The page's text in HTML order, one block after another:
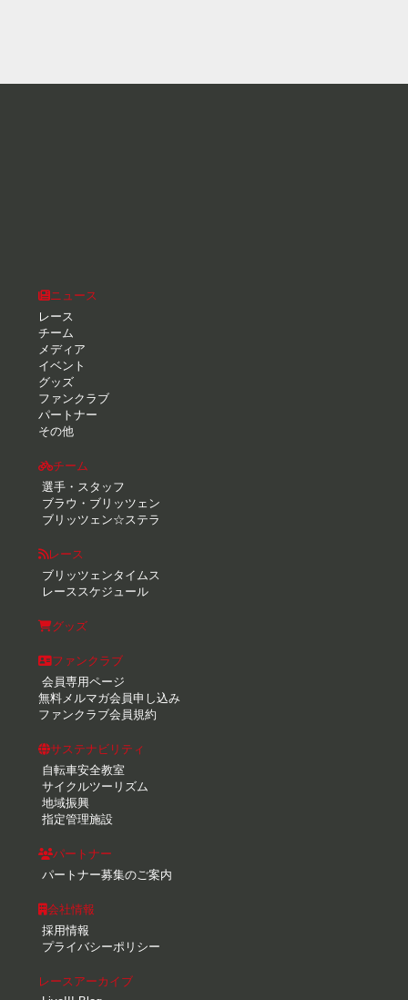
ニュース
レース
チーム
メディア
イベント
グッズ
ファンクラブ
パートナー
その他
チーム
選手・スタッフ
ブラウ・ブリッツェン
ブリッツェン☆ステラ
レース
ブリッツェンタイムス
レーススケジュール
グッズ
ファンクラブ
会員専用ページ
無料メルマガ会員申し込み
ファンクラブ会員規約
サステナビリティ
自転車安全教室
サイクルツーリズム
地域振興
指定管理施設
パートナー
パートナー募集のご案内
会社情報
採用情報
プライバシーポリシー
レースアーカイブ